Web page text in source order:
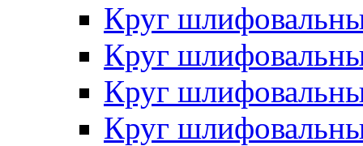
Круг
Круг
Круг
Круг